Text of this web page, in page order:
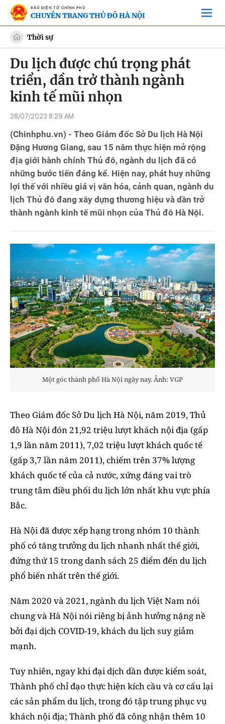
BÁO ĐIỆN TỬ CHÍNH PHỦ
CHUYÊN TRANG THỦ ĐÔ HÀ NỘI
Thời sự
Du lịch được chú trọng phát
triển, dần trở thành ngành
kinh tế mũi nhọn
28/07/2023 8:29 AM
(Chinhphu.vn) - Theo Giám đốc Sở Du lịch Hà Nội
Đặng Hương Giang, sau 15 năm thực hiện mở rộng
địa giới hành chính Thủ đô, ngành du lịch đã có
những bước tiến đáng kể. Hiện nay, phát huy những
lợi thế với nhiều giá vị văn hóa, cảnh quan, ngành du
lịch Thủ đô đang xây dựng thương hiệu và dần trở
thành ngành kinh tế mũi nhọn của Thủ đô Hà Nội.
Một góc thành phố Hà Nội ngày nay. Ảnh: VGP
Theo Giám đốc Sở Du lịch Hà Nội, năm 2019, Thủ
đô Hà Nội đón 21,92 triệu lượt khách nội địa (gấp
1,9 lần năm 2011), 7,02 triệu lượt khách quốc tế
(gấp 3,7 lần năm 2011), chiếm trên 37% lượng
khách quốc tế của cả nước, xứng đáng vai trò
trung tâm điều phối du lịch lớn nhất khu vực phía
Bắc.
Hà Nội đã được xếp hạng trong nhóm 10 thành
phố có tăng trưởng du lịch nhanh nhất thế giới,
đứng thứ 15 trong danh sách 25 điểm đến du lịch
phổ biến nhất trên thế giới.
Năm 2020 và 2021, ngành du lịch Việt Nam nói
chung và Hà Nội nói riêng bị ảnh hưởng nặng nề
bởi đại dịch COVID-19, khách du lịch suy giảm
mạnh.
Tuy nhiên, ngay khi đại dịch dần được kiểm soát,
Thành phố chỉ đạo thực hiện kích cầu và cơ cấu lại
các sản phẩm du lịch, trong đó tập trung phục vụ
khách nội địa; Thành phố đã công nhận thêm 10